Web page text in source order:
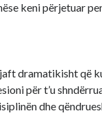
keni përjetuar
dramatikisht që
për t’u
dhe